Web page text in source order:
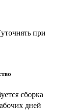
при
сборка
дней